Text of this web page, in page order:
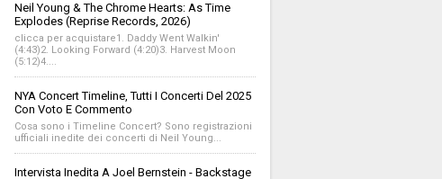
Neil Young & The Chrome Hearts: As Time
Explodes (Reprise Records, 2026)
clicca per acquistare1. Daddy Went Walkin'
(4:43)2. Looking Forward (4:20)3. Harvest Moon
(5:12)4....
NYA Concert Timeline, Tutti I Concerti Del 2025
Con Voto E Commento
Cosa sono i Timeline Concert? Sono registrazioni
ufficiali inedite dei concerti di Neil Young...
Intervista Inedita A Joel Bernstein - Backstage